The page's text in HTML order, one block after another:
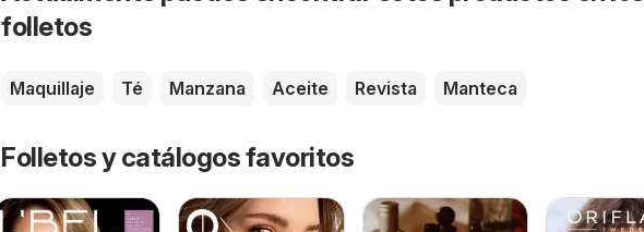
folletos
Maquillaje Té Manzana Aceite Revista Manteca
Folletos y catálogos favoritos